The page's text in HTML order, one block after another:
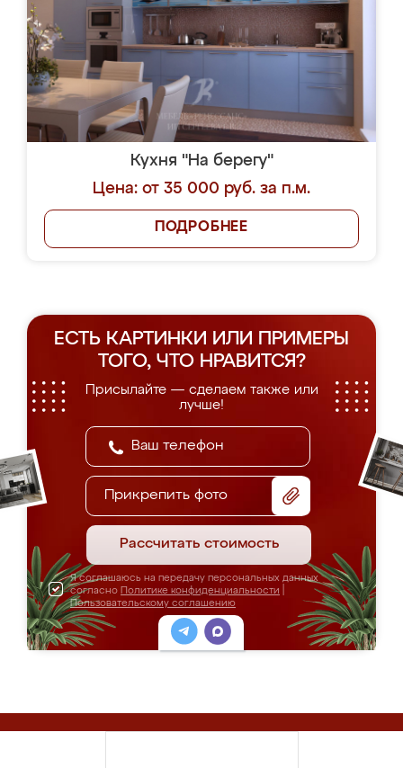
Кухня "На берегу"
Цена: от 35 000 руб. за п.м.
ПОДРОБНЕЕ
ЕСТЬ КАРТИНКИ ИЛИ ПРИМЕРЫ
ТОГО, ЧТО НРАВИТСЯ?
Присылайте — сделаем также или
лучше!
Прикрепить фото
Рассчитать стоимость
Я соглашаюсь на передачу персональных данных
согласно Политике конфиденциальности
Пользовательскому соглашению